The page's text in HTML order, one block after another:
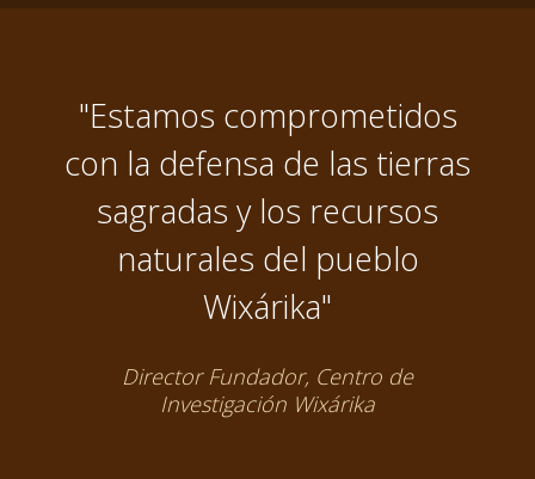
"Estamos comprometidos
con la defensa de las tierras
sagradas y los recursos
naturales del pueblo
Wixárika"
Director Fundador, Centro de
Investigación Wixárika